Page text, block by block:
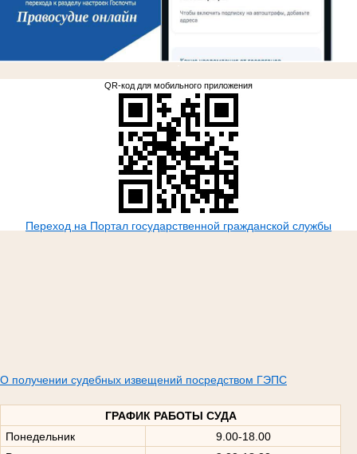
.
QR-код для мобильного приложения
Переход на Портал государственной гражданской службы
О получении судебных извещений посредством ГЭПС
ГРАФИК РАБОТЫ СУДА
Понедельник
9.00-18.00